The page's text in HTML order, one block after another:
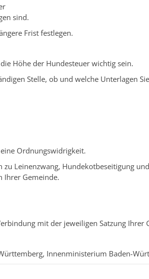
sind.
Frist festlegen.
Höhe der Hundesteuer wichtig sein.
Stelle, ob und welche Unterlagen
Ordnungswidrigkeit.
zu Leinenzwang, Hundekotbeseitigung
Ihrer Gemeinde.
mit der jeweiligen Satzung Ihrer
Innenministerium Baden-